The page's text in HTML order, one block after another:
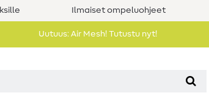
Ilmaiset ompeluohjeet
Uutuus: Air Mesh! Tutustu nyt!